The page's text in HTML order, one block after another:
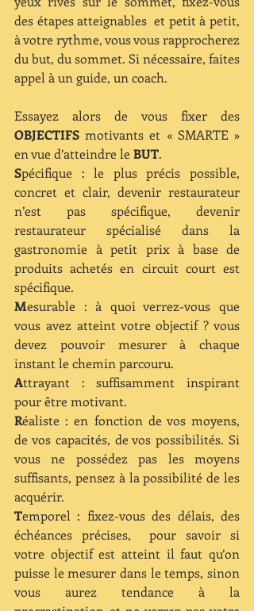
des étapes atteignables  et petit à petit,
à votre rythme, vous vous rapprocherez
du but, du sommet. Si nécessaire, faites
appel à un guide, un coach.
OBJECTIFS motivants et « SMARTE »
en vue d’atteindre le BUT.
Spécifique : le plus précis possible,
concret et clair, devenir restaurateur
n’est pas spécifique, devenir
restaurateur spécialisé dans la
gastronomie à petit prix à base de
produits achetés en circuit court est
spécifique.
Mesurable : à quoi verrez-vous que
vous avez atteint votre objectif ? vous
devez pouvoir mesurer à chaque
instant le chemin parcouru.
Attrayant : suffisamment inspirant
pour être motivant.
Réaliste : en fonction de vos moyens,
de vos capacités, de vos possibilités. Si
vous ne possédez pas les moyens
suffisants, pensez à la possibilité de les
acquérir.
Temporel : fixez-vous des délais, des
échéances précises,  pour savoir si
votre objectif est atteint il faut qu’on
puisse le mesurer dans le temps, sinon
vous aurez tendance à la